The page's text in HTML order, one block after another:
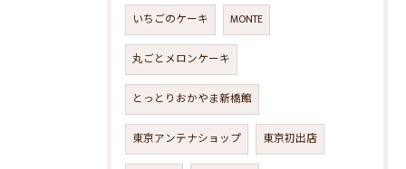
いちごのケーキ MONTE
丸ごとメロンケーキ
とっとりおかやま新橋館
東京アンテナショップ 東京初出店